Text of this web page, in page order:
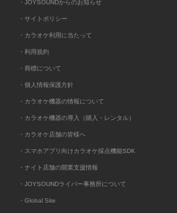
・JOYSOUNDからのお知らせ
・サイトポリシー
・カラオケ利用に当たって
・利用規約
・商標について
・個人情報保護方針
・カラオケ機器の情報について
・カラオケ機器の導入（購入・レンタル）
・カラオケ店舗の皆様へ
・スマホアプリ向けカラオケ採点機能SDK
・ナイト店舗の開業支援情報
・JOYSOUNDライバー事務所について
・Global Site